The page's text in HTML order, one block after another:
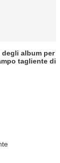
album per
tagliente di